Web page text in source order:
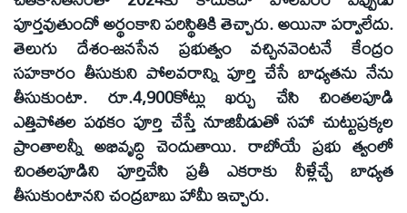
పూర్తవుతుందో అర్థంకాని పరిస్థితికి తెచ్చారు. అయినా పర్వాలేదు.
తెలుగు దేశం-జనసేన ప్రభుత్వం వచ్చినవెంటనే కేంద్రం
సహకారం తీసుకుని పోలవరాన్ని పూర్తి చేసే బాధ్యతను నేను
తీసుకుంటా. రూ.4,900కోట్లు ఖర్చు చేసి చింతలపూడి
ఎత్తిపోతల పథకం పూర్తి చేస్తే నూజివీడుతో సహా చుట్టుప్రక్కల
ప్రాంతాలన్నీ అభివృద్ధి చెందుతాయి. రాబోయే ప్రభు త్వంలో
చింతలపూడిని పూర్తిచేసి ప్రతీ ఎకరాకు నీళ్లేచ్చే బాధ్యత
తీసుకుంటానని చంద్రబాబు హామీ ఇచ్చారు.